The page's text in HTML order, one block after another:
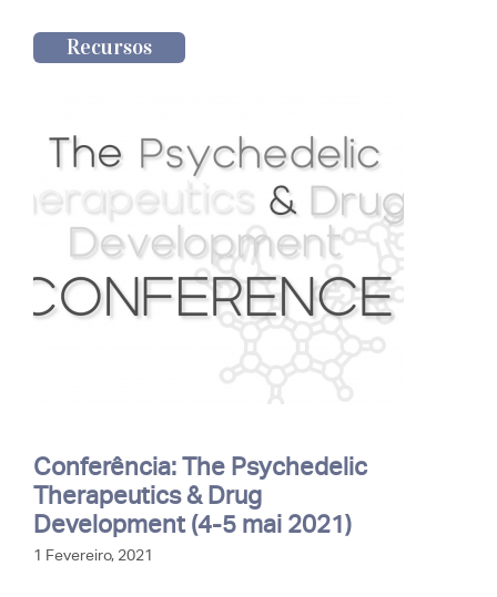
Recursos
Conferência: The Psychedelic
Therapeutics & Drug
Development (4-5 mai 2021)
1 Fevereiro, 2021